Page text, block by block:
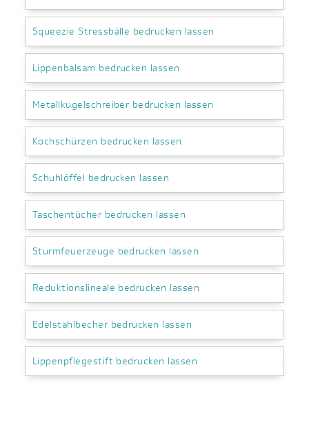
Squeezie Stressbälle bedrucken lassen
Lippenbalsam bedrucken lassen
Metallkugelschreiber bedrucken lassen
Kochschürzen bedrucken lassen
Schuhlöffel bedrucken lassen
Taschentücher bedrucken lassen
Sturmfeuerzeuge bedrucken lassen
Reduktionslineale bedrucken lassen
Edelstahlbecher bedrucken lassen
Lippenpflegestift bedrucken lassen